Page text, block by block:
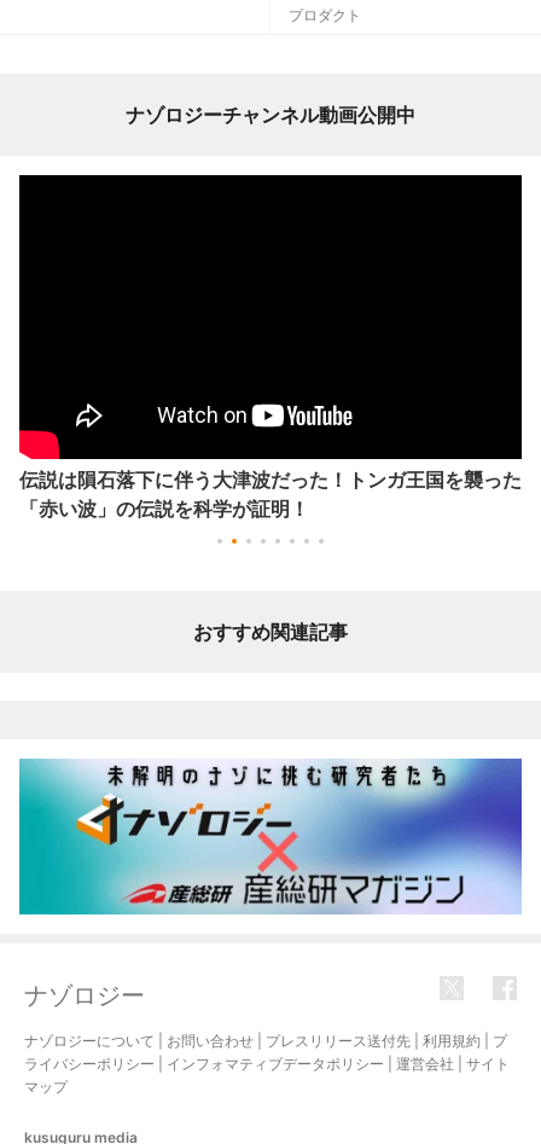
プロダクト
ナゾロジーチャンネル動画公開中
伝説は隕石落下に伴う大津波だった！トンガ王国を襲った
「赤い波」の伝説を科学が証明！
おすすめ関連記事
ナゾロジー
ナゾロジーについて お問い合わせ プレスリリース送付先 利用規約
プ
ライバシーポリシー
インフォマティブデータポリシー 運営会社
サイト
マップ
kusuguru media